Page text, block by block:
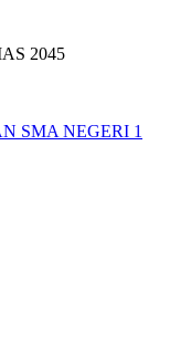
2045
SMA NEGERI 1